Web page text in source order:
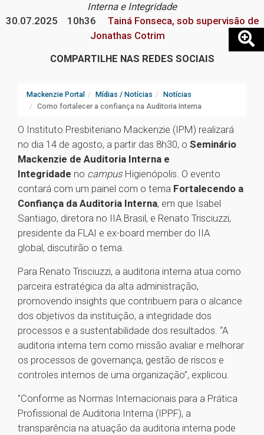
Interna e Integridade
30.07.2025
10h36
Tainá Fonseca, sob supervisão de
Jonathas Cotrim
COMPARTILHE NAS REDES SOCIAIS
Mackenzie Portal Mídias / Notícias
Notícias
Como fortalecer a confiança na Auditoria Interna
O Instituto Presbiteriano Mackenzie (IPM) realizará
no dia 14 de agosto, a partir das 8h30, o Seminário
Mackenzie de Auditoria Interna e
Integridade no campus Higienópolis. O evento
contará com um painel com o tema Fortalecendo a
Confiança da Auditoria Interna, em que Isabel
Santiago, diretora no IIA Brasil, e Renato Trisciuzzi,
presidente da FLAI e ex-board member do IIA
global, discutirão o tema.
Para Renato Trisciuzzi, a auditoria interna atua como
parceira estratégica da alta administração,
promovendo insights que contribuem para o alcance
dos objetivos da instituição, a integridade dos
processos e a sustentabilidade dos resultados. “A
auditoria interna tem como missão avaliar e melhorar
os processos de governança, gestão de riscos e
controles internos de uma organização”, explicou.
"Conforme as Normas Internacionais para a Prática
Profissional de Auditoria Interna (IPPF), a
transparência na atuação da auditoria interna pode